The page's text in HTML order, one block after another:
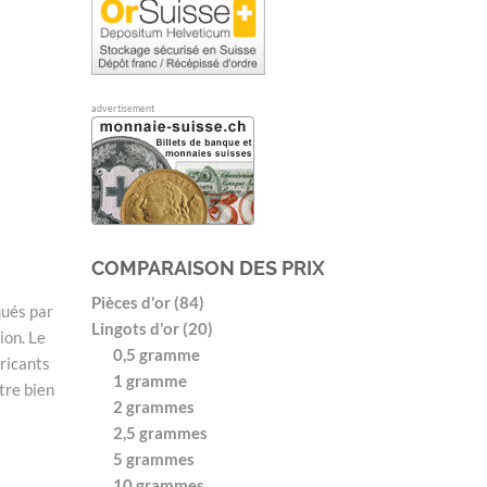
par
Le
bien
advertisement
COMPARAISON DES PRIX
Pièces d'or (84)
Lingots d'or (20)
0,5 gramme
1 gramme
2 grammes
2,5 grammes
5 grammes